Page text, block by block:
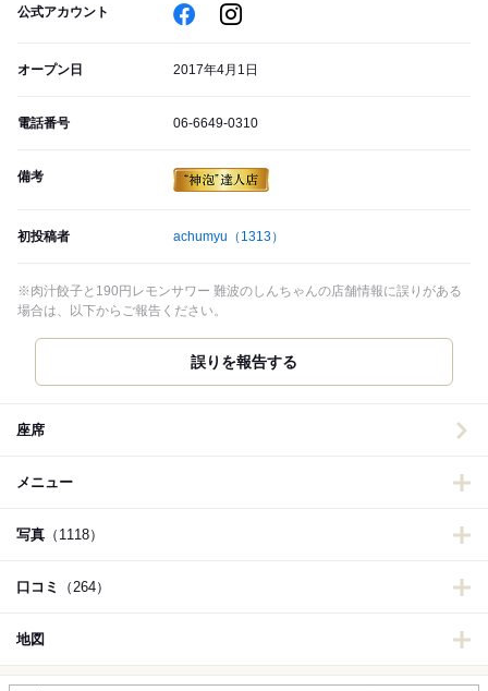
公式アカウント
オープン日 2017年4月1日
電話番号 06-6649-0310
備考
初投稿者 achumyu （1313）
※肉汁餃子と190円レモンサワー 難波のしんちゃんの店舗情報に誤りがある
場合は、以下からご報告ください。
誤りを報告する
座席
メニュー
写真 （1118）
口コミ （264）
地図